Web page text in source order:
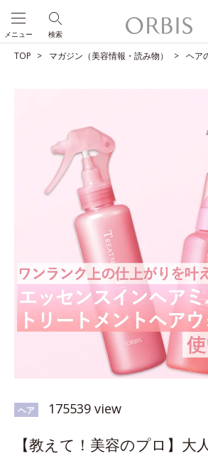
検索
メニュー
TOP マガジン（美容情報・読み物） ヘア
ヘア 175539 view
【教えて！美容のプロ】大